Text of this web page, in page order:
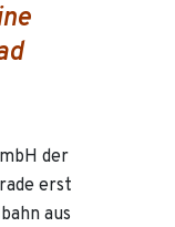
der
erst
aus